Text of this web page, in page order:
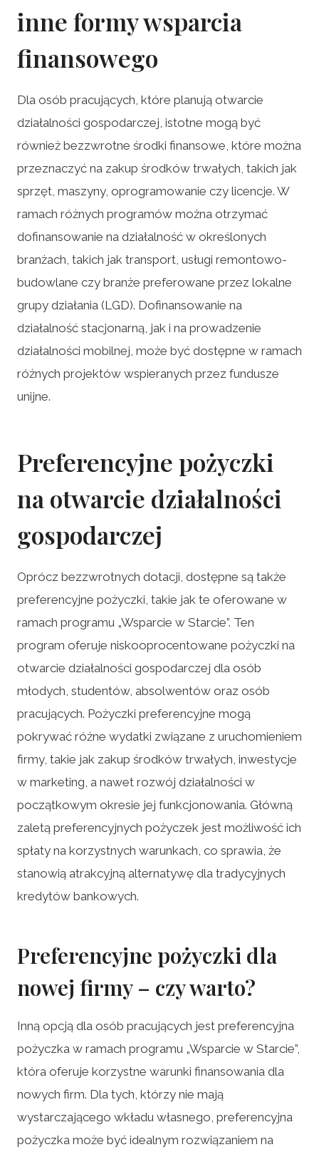
inne formy wsparcia
finansowego
Dla osób pracujących, które planują otwarcie
działalności gospodarczej, istotne mogą być
również bezzwrotne środki finansowe, które można
przeznaczyć na zakup środków trwałych, takich jak
sprzęt, maszyny, oprogramowanie czy licencje. W
ramach różnych programów można otrzymać
dofinansowanie na działalność w określonych
branżach, takich jak transport, usługi remontowo-
budowlane czy branże preferowane przez lokalne
grupy działania (LGD). Dofinansowanie na
działalność stacjonarną, jak i na prowadzenie
działalności mobilnej, może być dostępne w ramach
różnych projektów wspieranych przez fundusze
unijne.
Preferencyjne pożyczki
na otwarcie działalności
gospodarczej
Oprócz bezzwrotnych dotacji, dostępne są także
preferencyjne pożyczki, takie jak te oferowane w
ramach programu „Wsparcie w Starcie”. Ten
program oferuje niskooprocentowane pożyczki na
otwarcie działalności gospodarczej dla osób
młodych, studentów, absolwentów oraz osób
pracujących. Pożyczki preferencyjne mogą
pokrywać różne wydatki związane z uruchomieniem
firmy, takie jak zakup środków trwałych, inwestycje
w marketing, a nawet rozwój działalności w
początkowym okresie jej funkcjonowania. Główną
zaletą preferencyjnych pożyczek jest możliwość ich
spłaty na korzystnych warunkach, co sprawia, że
stanowią atrakcyjną alternatywę dla tradycyjnych
kredytów bankowych.
Preferencyjne pożyczki dla
nowej firmy – czy warto?
Inną opcją dla osób pracujących jest preferencyjna
pożyczka w ramach programu „Wsparcie w Starcie”,
która oferuje korzystne warunki finansowania dla
nowych firm. Dla tych, którzy nie mają
wystarczającego wkładu własnego, preferencyjna
pożyczka może być idealnym rozwiązaniem na